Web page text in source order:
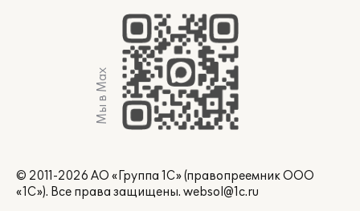
Мы в Max
© 2011-2026 АО «Группа 1С» (правопреемник ООО
«1С»). Все права защищены. websol@1c.ru